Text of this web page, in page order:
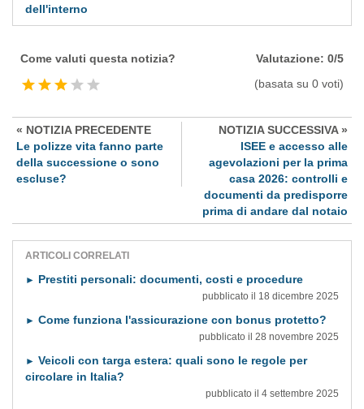
dell'interno
Come valuti questa notizia?
Valutazione: 0/5
(basata su 0 voti)
« NOTIZIA PRECEDENTE
Le polizze vita fanno parte
della successione o sono
escluse?
NOTIZIA SUCCESSIVA »
ISEE e accesso alle
agevolazioni per la prima
casa 2026: controlli e
documenti da predisporre
prima di andare dal notaio
ARTICOLI CORRELATI
► Prestiti personali: documenti, costi e procedure
pubblicato il 18 dicembre 2025
► Come funziona l'assicurazione con bonus protetto?
pubblicato il 28 novembre 2025
► Veicoli con targa estera: quali sono le regole per
circolare in Italia?
pubblicato il 4 settembre 2025